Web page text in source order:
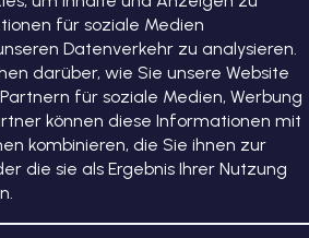
für soziale Medien
Datenverkehr zu analysieren.
darüber, wie Sie unsere Website
für soziale Medien, Werbung
können diese Informationen mit
kombinieren, die Sie ihnen zur
die sie als Ergebnis Ihrer Nutzung